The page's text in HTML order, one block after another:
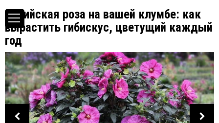
Сирийская роза на вашей клумбе: как
вырастить гибискус, цветущий каждый
год